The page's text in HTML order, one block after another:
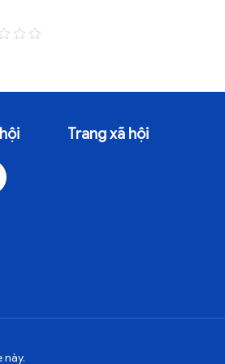
Trang xã hội